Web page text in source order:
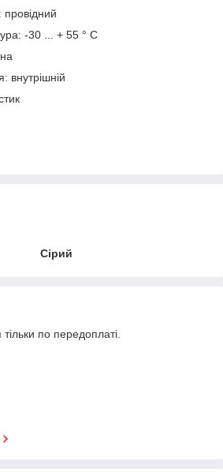
-30 ... + 55 ° С
внутрішній
Сірий
по передоплаті.